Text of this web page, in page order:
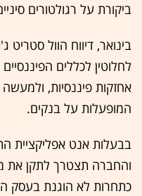
ביקורת על רגולטורים
בינואר, דיווח הוול
לחלוטין לכללים
אחזקות פיננסיות,
המופעלות על בנקים.
והחברה תצטרך לתקן את
כתחרות לא הוגנת בעסק